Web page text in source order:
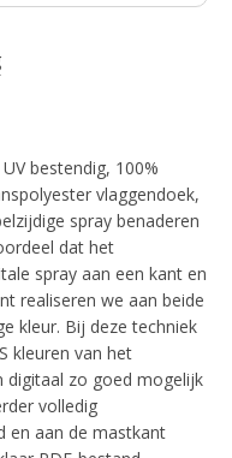
bestendig, 100%
vlaggendoek,
spray benaderen
dat het
spray aan een kant en
realiseren we aan beide
kleur. Bij deze techniek
kleuren van het
digitaal zo goed mogelijk
volledig
en aan de mastkant